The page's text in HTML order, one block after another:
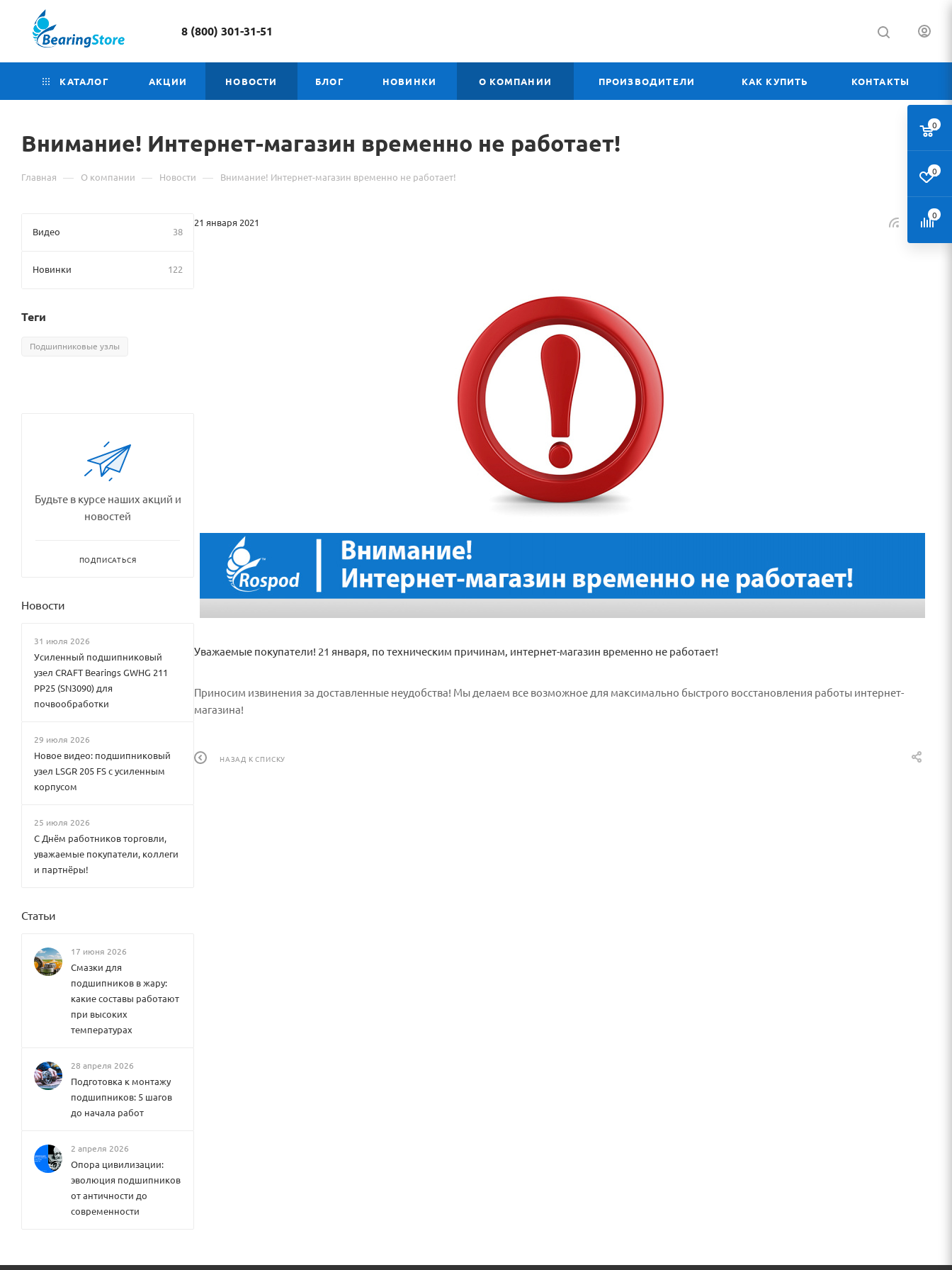
8 (800) 301-31-51
КАТАЛОГ АКЦИИ НОВОСТИ БЛОГ НОВИНКИ О КОМПАНИИ ПРОИЗВОДИТЕЛИ КАК КУПИТЬ КОНТАКТЫ
Внимание! Интернет-магазин временно не работает!
Главная — О компании — Новости — Внимание! Интернет-магазин временно не работает!
21 января 2021
Уважаемые покупатели! 21 января, по техническим причинам, интернет-магазин временно не работает!
Приносим извинения за доставленные неудобства! Мы делаем все возможное для максимально быстрого восстановления работы интернет-
магазина!
НАЗАД К СПИСКУ
Видео 38
Новинки 122
Теги
Подшипниковые узлы
Будьте в курсе наших акций и
новостей
ПОДПИСАТЬСЯ
Новости
31 июля 2026
Усиленный подшипниковый
узел CRAFT Bearings GWHG 211
PP25 (SN3090) для
почвообработки
29 июля 2026
Новое видео: подшипниковый
узел LSGR 205 FS с усиленным
корпусом
25 июля 2026
С Днём работников торговли,
уважаемые покупатели, коллеги
и партнёры!
Статьи
17 июня 2026
Смазки для
подшипников в жару:
какие составы работают
при высоких
температурах
28 апреля 2026
Подготовка к монтажу
подшипников: 5 шагов
до начала работ
2 апреля 2026
Опора цивилизации:
эволюция подшипников
от античности до
современности
0
0
0